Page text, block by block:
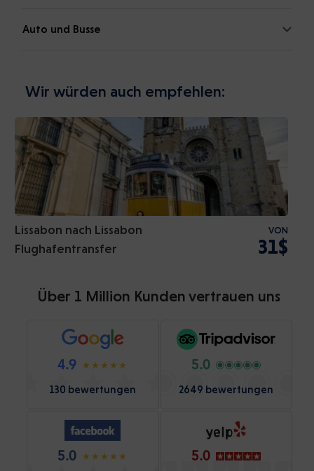
Auto und Busse
Wir würden auch empfehlen:
Lissabon nach Lissabon
Flughafentransfer
VON
31$
Über 1 Million Kunden vertrauen uns
4.9
130 bewertungen
5.0
2649 bewertungen
5.0 5.0